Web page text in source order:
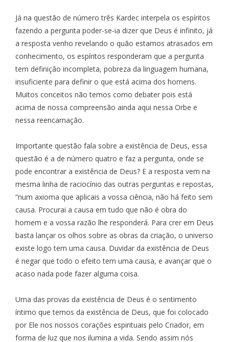
Já na questão de número três Kardec interpela os espíritos
fazendo a pergunta poder-se-ia dizer que Deus é infinito, já
a resposta venho revelando o quão estamos atrasados em
conhecimento, os espíritos responderam que a pergunta
tem definição incompleta, pobreza da linguagem humana,
insuficiente para definir o que está acima dos homens.
Muitos conceitos não temos como debater pois está
acima de nossa compreensão ainda aqui nessa Orbe e
nessa reencarnação.
Importante questão fala sobre a existência de Deus, essa
questão é a de número quatro e faz a pergunta, onde se
pode encontrar a existência de Deus? E a resposta vem na
mesma linha de raciocínio das outras perguntas e repostas,
“num axioma que aplicais a vossa ciência, não há feito sem
causa. Procurai a causa em tudo que não é obra do
homem e a vossa razão lhe responderá. Para crer em Deus
basta lançar os olhos sobre as obras da criação, o universo
existe logo tem uma causa. Duvidar da existência de Deus
é negar que todo o efeito tem uma causa, e avançar que o
acaso nada pode fazer alguma coisa.
Uma das provas da existência de Deus é o sentimento
íntimo que temos da existência de Deus, que foi colocado
por Ele nos nossos corações espirituais pelo Criador, em
forma de luz que nos ilumina a vida. Sendo assim nós